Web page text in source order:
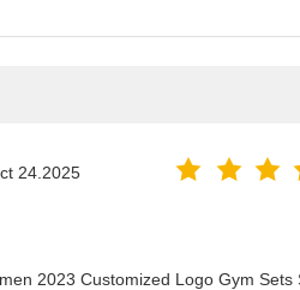
24.2025
2023 Customized Logo Gym Sets